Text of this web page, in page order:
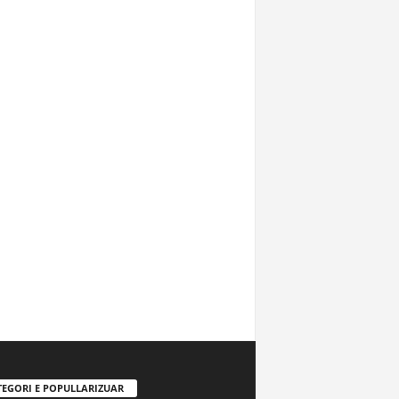
E POPULLARIZUAR